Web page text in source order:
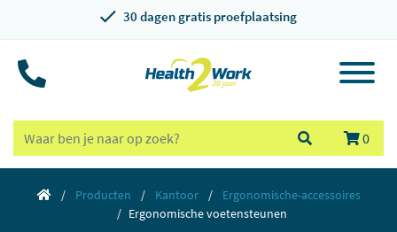
30 dagen gratis proefplaatsing
0
Producten Kantoor
Ergonomische-accessoires
Ergonomische voetensteunen